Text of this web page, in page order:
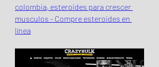
colombia, esteroides para crescer
musculos - Compre esteroides en
línea